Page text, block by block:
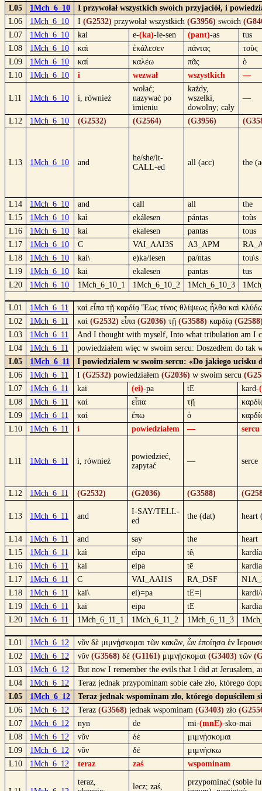
L05
1Mch_6_10
I przywołał wszystkich swoich przyjaciół, i
L06
1Mch_6_10 I (G2532) przywołał wszystkich (G3956) swoich
L07
1Mch_6_10 kai e-(ka)-le-sen (pant)-as
tus
L08
1Mch_6_10 καὶ ἐκάλεσεν πάντας
τοὺς
L09
1Mch_6_10 καί καλέω πᾶς
ὁ
L10
1Mch_6_10 i wezwał wszystkich —
L11 1Mch_6_10 i, również
wołać;
nazywać po
imieniu
każdy,
wszelki,
dowolny; cały
—
L12 1Mch_6_10 (G2532) (G2564) (G3956)
L13 1Mch_6_10 and
he/she/it-
CALL-ed
all (acc) the
L14 1Mch_6_10 and call all
the
L15
1Mch_6_10 kaì ekálesen pántas
toùs
L16
1Mch_6_10 kai ekalesen pantas
tous
L17
1Mch_6_10 C VAI_AAI3S A3_APM
L18
1Mch_6_10 kai\ e)ka/lesen pa/ntas
tou\s
L19
1Mch_6_10 kai ekalesen pantas
tus
L20
1Mch_6_10 1Mch_6_10_1 1Mch_6_10_2 1Mch_6_10_3
L01 1Mch_6_11
καὶ εἶπα τῇ καρδίᾳ Ἕως τίνος θλίψεως ἦλθα καὶ
L02
1Mch_6_11 καὶ (G2532) εἶπα (G2036) τῇ (G3588) καρδίᾳ
L03
1Mch_6_11
And I thought with myself, Into what tribulation am I
L04
1Mch_6_11
powiedziałem więc w swoim sercu: Doszedłem do
L05
1Mch_6_11
I powiedziałem w swoim sercu: «Do jakiego ucisku
L06
1Mch_6_11 I (G2532) powiedziałem (G2036) w swoim sercu
L07
1Mch_6_11 kai (ei)-pa tE kard-
L08
1Mch_6_11 καὶ εἶπα τῇ
L09
1Mch_6_11 καί ἔπω ὁ
L10
1Mch_6_11 i powiedziałem — sercu
L11 1Mch_6_11 i, również
powiedzieć,
zapytać
— serce
L12 1Mch_6_11 (G2532) (G2036) (G3588)
L13 1Mch_6_11 and
I-SAY/TELL-
ed
the (dat) heart
L14 1Mch_6_11 and say the
heart
L15
1Mch_6_11 kaì eîpa têᵢ
L16
1Mch_6_11 kai eipa tē
kardia
L17
1Mch_6_11 C VAI_AAI1S RA_DSF
L18
1Mch_6_11 kai\ ei)=pa tE=|
kardi/
L19
1Mch_6_11 kai eipa tE
kardia
L20
1Mch_6_11 1Mch_6_11_1 1Mch_6_11_2 1Mch_6_11_3
L01 1Mch_6_12
νῦν δὲ μιμνῄσκομαι τῶν κακῶν, ὧν ἐποίησα ἐν
L02
1Mch_6_12 νῦν (G3568) δὲ (G1161) μιμνῄσκομαι (G3403) τῶν
L03
1Mch_6_12
But now I remember the evils that I did at Jerusalem,
L04
1Mch_6_12
Teraz jednak przypominam sobie całe zło, którego
L05
1Mch_6_12
Teraz jednak wspominam zło, którego dopuściłem
L06
1Mch_6_12 Teraz (G3568) jednak wspominam (G3403) zło
L07
1Mch_6_12 nyn de mi-(mnE)-sko-mai
L08
1Mch_6_12 νῦν δὲ
μιμνῄσκομαι
L09
1Mch_6_12 νῦν δέ
μιμνήσκω
L10
1Mch_6_12 teraz zaś wspominam
teraz,
lecz; zaś,
przypominać (sobie